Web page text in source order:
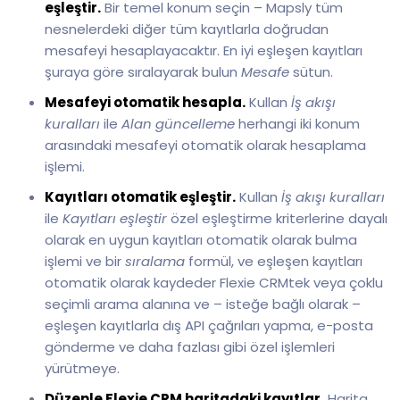
eşleştir.Bir temel konum seçin – Mapsly tüm
nesnelerdeki diğer tüm kayıtlarla doğrudan
mesafeyi hesaplayacaktır. En iyi eşleşen kayıtları
şuraya göre sıralayarak bulun Mesafesütun.
Mesafeyi otomatik hesapla.Kullan İş akışı
kuralları ile Alan güncellemeherhangi iki konum
arasındaki mesafeyi otomatik olarak hesaplama
işlemi.
Kayıtları otomatik eşleştir.Kullan İş akışı kuralları
ile Kayıtları eşleştirözel eşleştirme kriterlerine dayalı
olarak en uygun kayıtları otomatik olarak bulma
işlemi ve birsıralama formül, ve eşleşen kayıtları
otomatik olarak kaydeder Flexie CRMtek veya çoklu
seçimli arama alanına ve – isteğe bağlı olarak –
eşleşen kayıtlarla dış API çağrıları yapma, e-posta
gönderme ve daha fazlası gibi özel işlemleri
yürütmeye.